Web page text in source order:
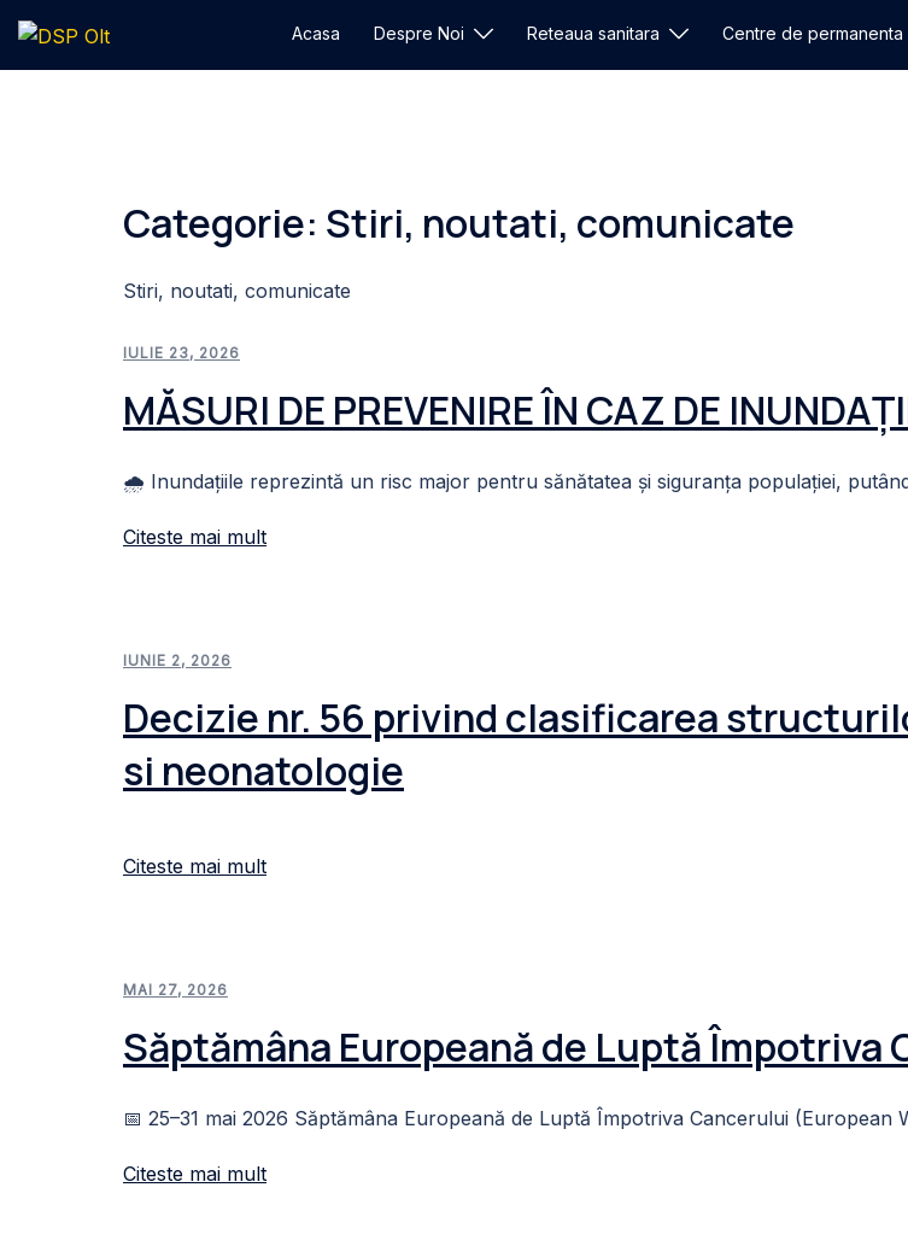
Sari
conținut
Acasa Despre Noi Reteaua sanitara Centre de permanenta
Categorie: Stiri, noutati, comunicate
Stiri, noutati, comunicate
IULIE 23, 2026
MĂSURI DE PREVENIRE ÎN CAZ DE
🌧️ Inundațiile reprezintă un risc major pentru sănătatea și siguranța populației,
Citeste mai mult
IUNIE 2, 2026
Decizie nr. 56 privind clasificarea
si neonatologie
Citeste mai mult
MAI 27, 2026
Săptămâna Europeană de Luptă Împotriva
📅 25–31 mai 2026 Săptămâna Europeană de Luptă Împotriva Cancerului (European
Citeste mai mult